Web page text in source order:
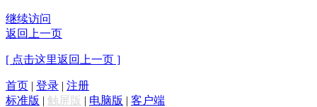
继续访问
返回上一页
[ 点击这里返回上一页 ]
首页 | 登录 | 注册
标准版 | 触屏版 | 电脑版 | 客户端